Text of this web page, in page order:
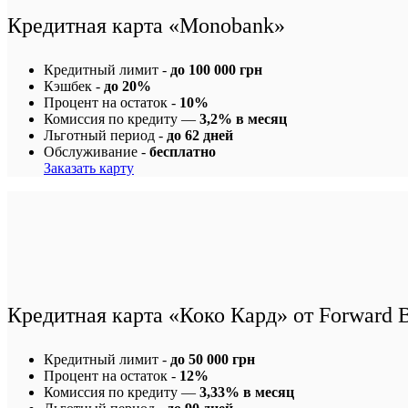
Кредитная карта «Monobank»
Кредитный лимит - до 100 000 грн
Кэшбек - до 20%
Процент на остаток - 10%
Комиссия по кредиту — 3,2% в месяц
Льготный период - до 62 дней
Обслуживание - бесплатно
Заказать карту
Кредитная карта «Коко Кард» от Forward
Кредитный лимит - до 50 000 грн
Процент на остаток - 12%
Комиссия по кредиту — 3,33% в месяц